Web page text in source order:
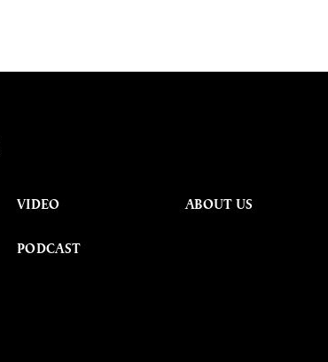
VIDEO
PODCAST
ABOUT US